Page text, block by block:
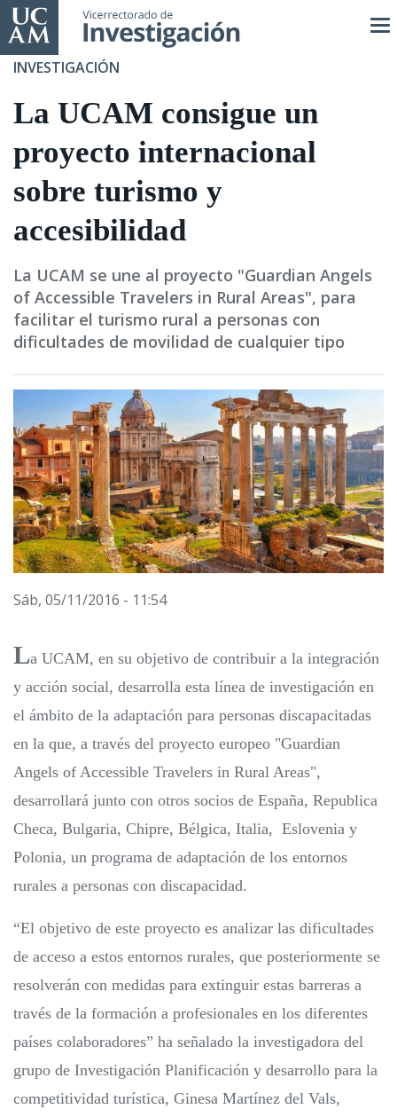
Pasar
al
contenido
INVESTIGACIÓN
La UCAM consigue un
proyecto internacional
sobre turismo y
accesibilidad
La UCAM se une al proyecto "Guardian Angels
of Accessible Travelers in Rural Areas", para
facilitar el turismo rural a personas con
dificultades de movilidad de cualquier tipo
Sáb, 05/11/2016 - 11:54
La UCAM, en su objetivo de contribuir a la integración
y acción social, desarrolla esta línea de investigación en
el ámbito de la adaptación para personas discapacitadas
en la que, a través del proyecto europeo "Guardian
Angels of Accessible Travelers in Rural Areas",
desarrollará junto con otros socios de España, Republica
Checa, Bulgaria, Chipre, Bélgica, Italia, Eslovenia y
Polonia, un programa de adaptación de los entornos
rurales a personas con discapacidad.
“El objetivo de este proyecto es analizar las dificultades
de acceso a estos entornos rurales, que posteriormente se
resolverán con medidas para extinguir estas barreras a
través de la formación a profesionales en los diferentes
países colaboradores” ha señalado la investigadora del
grupo de Investigación Planificación y desarrollo para la
competitividad turística, Ginesa Martínez del Vals,